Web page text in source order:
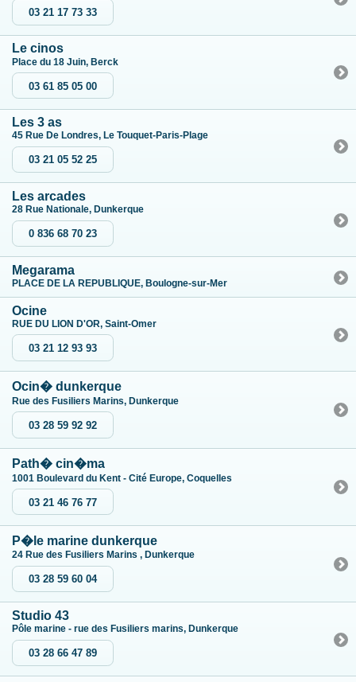
03 21 17 73 33
Le cinos
Place du 18 Juin, Berck
03 61 85 05 00
Les 3 as
45 Rue De Londres, Le Touquet-Paris-Plage
03 21 05 52 25
Les arcades
28 Rue Nationale, Dunkerque
0 836 68 70 23
Megarama
PLACE DE LA REPUBLIQUE, Boulogne-sur-Mer
Ocine
RUE DU LION D'OR, Saint-Omer
03 21 12 93 93
Ocin� dunkerque
Rue des Fusiliers Marins, Dunkerque
03 28 59 92 92
Path� cin�ma
1001 Boulevard du Kent - Cité Europe, Coquelles
03 21 46 76 77
P�le marine dunkerque
24 Rue des Fusiliers Marins , Dunkerque
03 28 59 60 04
Studio 43
Pôle marine - rue des Fusiliers marins, Dunkerque
03 28 66 47 89